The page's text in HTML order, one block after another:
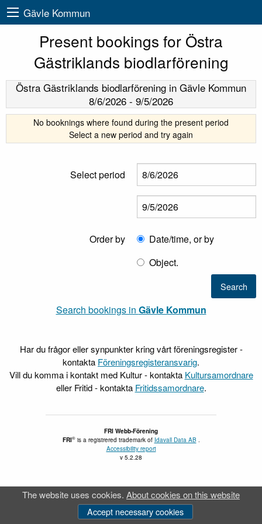
Gävle Kommun
Present bookings for Östra
Gästriklands biodlarförening
Östra Gästriklands biodlarförening in Gävle Kommun
8/6/2026 - 9/5/2026
No booknings where found during the present period
Select a new period and try again
Select period
Order by
Date/time, or by
Object.
Search bookings in Gävle Kommun
Har du frågor eller synpunkter kring vårt föreningsregister -
kontakta Föreningsregisteransvarig.
Vill du komma i kontakt med Kultur - kontakta Kultursamordnare
eller Fritid - kontakta Fritidssamordnare.
FRI Webb-Förening
FRI®is a registrered trademark of Idavall Data AB
Accessibility report
v 5.2.28
The website uses cookies. About cookies on this website
Accept necessary cookies